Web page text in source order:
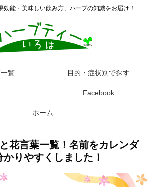
効能・美味しい飲み方、ハーブの知識をお届け！
覧 目的・症状別で探す
Facebook
ホーム
花言葉一覧！名前をカレンダ
りやすくしました！